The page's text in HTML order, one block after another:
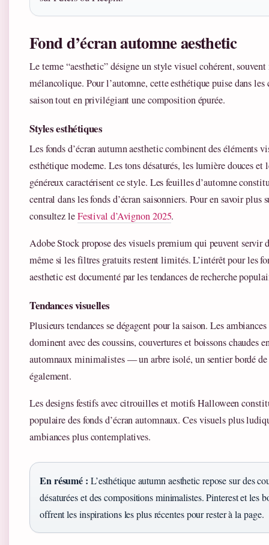
Fond d’écran automne aesthetic
Le terme “aesthetic” désigne un style visuel cohérent,
mélancolique. Pour l’automne, cette esthétique puise dans
saison tout en privilégiant une composition épurée.
Styles esthétiques
Les fonds d’écran autumn aesthetic combinent des éléments
esthétique moderne. Les tons désaturés, les lumière douces et
généreux caractérisent ce style. Les feuilles d’automne
central dans les fonds d’écran saisonniers. Pour en savoir plus
consultez leFestival d’Avignon 2025.
Adobe Stock propose des visuels premium qui peuvent servir
même si les filtres gratuits restent limités. L’intérêt pour les
aesthetic est documenté par les tendances de recherche
Tendances visuelles
Plusieurs tendances se dégagent pour la saison. Les
dominent avec des coussins, couvertures et boissons chaudes
automnaux minimalistes — un arbre isolé, un sentier bordé
également.
Les designs festifs avec citrouilles et motifs Halloween
populaire des fonds d’écran automnaux. Ces visuels plus
ambiances plus contemplatives.
En résumé : L’esthétique autumn aesthetic repose sur des
désaturées et des compositions minimalistes. Pinterest et les
offrent les inspirations les plus récentes pour rester à la page.